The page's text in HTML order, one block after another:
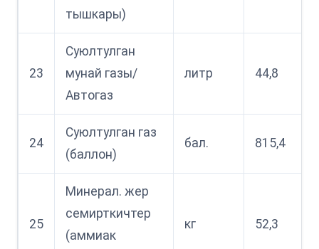
тышкары)
23
Суюлтулган
мунай газы/
Автогаз
литр 44,8
24
Суюлтулган газ
(баллон)
бал. 815,4
25
Минерал. жер
семирткичтер
(аммиак
кг 52,3